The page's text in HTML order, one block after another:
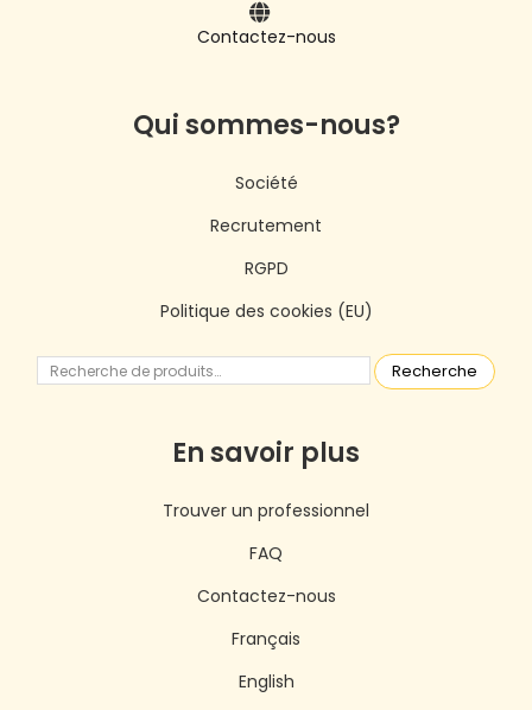
Contactez-nous
Qui sommes-nous?
Société
Recrutement
RGPD
Politique des cookies (EU)
Recherche
En savoir plus
Trouver un professionnel
FAQ
Contactez-nous
Français
English